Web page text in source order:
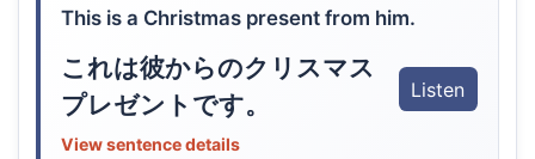
This is a Christmas present from him.
これは彼からのクリスマス
プレゼントです。
Listen
View sentence details